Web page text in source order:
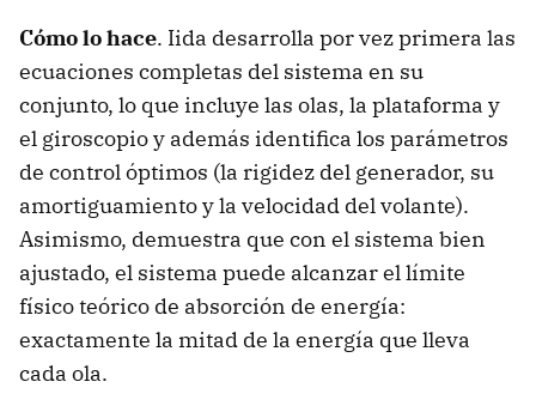
Cómo lo hace. Iida desarrolla por vez primera las
ecuaciones completas del sistema en su
conjunto, lo que incluye las olas, la plataforma y
el giroscopio y además identifica los parámetros
de control óptimos (la rigidez del generador, su
amortiguamiento y la velocidad del volante).
Asimismo, demuestra que con el sistema bien
ajustado, el sistema puede alcanzar el límite
físico teórico de absorción de energía:
exactamente la mitad de la energía que lleva
cada ola.